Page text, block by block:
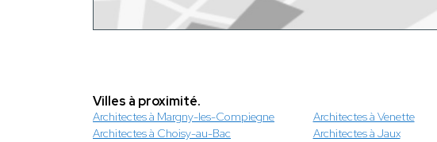
Villes à proximité.
Architectes à Margny-les-Compiegne Architectes à Venette
Architectes à Choisy-au-Bac
Architectes à Jaux